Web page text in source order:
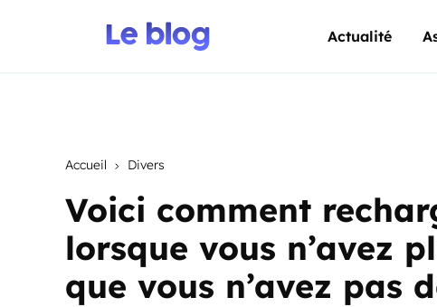
Actualité
Accueil Divers
Voici comment
lorsque vous n’avez
que vous n’avez pas